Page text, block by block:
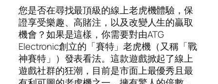
您是否在尋找最頂級的線上老虎機體驗，保
證享受樂趣、高賭注，以及改變人生的贏取
機會？如果是這樣，你需要對由ATG
Electronic創立的「賽特」老虎機（又稱「戰
神賽特」）發表看法。這款遊戲掀起了線上
遊戲社群的狂潮，目前是市面上最優秀且最